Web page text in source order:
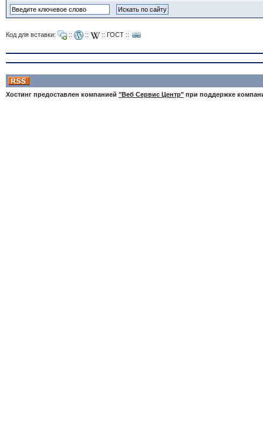
Код для вставки: :: :: :: ГОСТ::
Хостинг предоставлен компанией "Веб Сервис Центр"при поддержке